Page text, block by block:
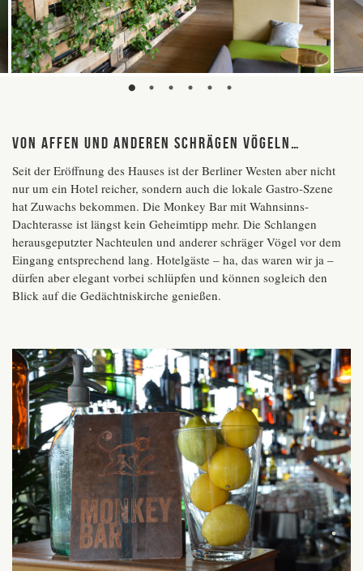
Von Affen und anderen schrägen Vögeln…
Seit der Eröffnung des Hauses ist der Berliner Westen aber nicht
nur um ein Hotel reicher, sondern auch die lokale Gastro-Szene
hat Zuwachs bekommen. Die Monkey Bar mit Wahnsinns-
Dachterasse ist längst kein Geheimtipp mehr. Die Schlangen
herausgeputzter Nachteulen und anderer schräger Vögel vor dem
Eingang entsprechend lang. Hotelgäste – ha, das waren wir ja –
dürfen aber elegant vorbei schlüpfen und können sogleich den
Blick auf die Gedächtniskirche genießen.